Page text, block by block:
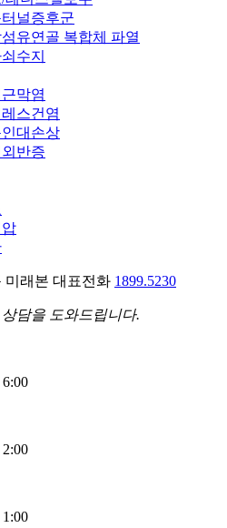
널증후군
유연골 복합체 파열
수지
막염
스건염
대손상
반증
미래본 대표전화 1899.5230
담을 도와드립니다.